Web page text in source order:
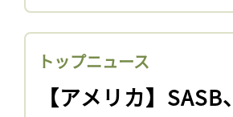
トップニュース
【アメリカ】